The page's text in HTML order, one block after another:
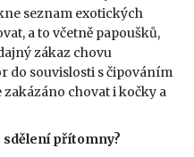
seznam exotických
a to včetně papoušků,
zákaz chovu
do souvislosti s čipováním
zakázáno chovat i kočky a
sdělení přítomny?